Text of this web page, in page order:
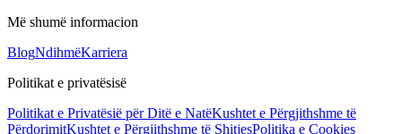
Më shumë informacion
BlogNdihmëKarriera
Politikat e privatësisë
Politikat e Privatësië për Ditë e NatëKushtet e Përgjithshme të
PërdorimitKushtet e Përgjithshme të ShitjesPolitika e Cookies